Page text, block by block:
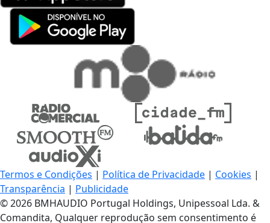
Termos e Condições | Política de Privacidade | Cookies |
Transparência | Publicidade
© 2026 BMHAUDIO Portugal Holdings, Unipessoal Lda. &
Comandita, Qualquer reprodução sem consentimento é